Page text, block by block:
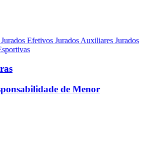
Jurados Efetivos Jurados Auxiliares Jurados
de Menor